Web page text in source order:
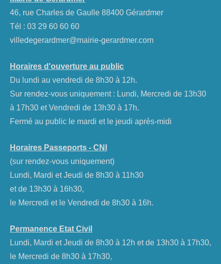
46, rue Charles de Gaulle 88400 Gérardmer
Tél : 03 29 60 60 60
villedegerardmer@mairie-gerardmer.com
Horaires d'ouverture au public
Du lundi au vendredi de 8h30 à 12h.
Sur rendez-vous uniquement : Lundi, Mercredi de 13h30
à 17h30 et Vendredi de 13h30 à 17h.
Fermé au public le mardi et le jeudi après-midi
Horaires Passeports - CNI
(sur rendez-vous uniquement)
Lundi, Mardi et Jeudi de 8h30 à 11h30
et de 13h30 à 16h30,
le Mercredi et le Vendredi de 8h30 à 16h.
Permanence Etat Civil
Lundi, Mardi et Jeudi de 8h30 à 12h et de 13h30 à 17h30,
le Mercredi de 8h30 à 17h30,